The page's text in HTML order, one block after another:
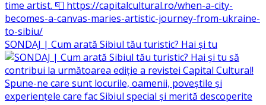
SONDAJ | Cum arată Sibiul tău turistic? Hai și tu